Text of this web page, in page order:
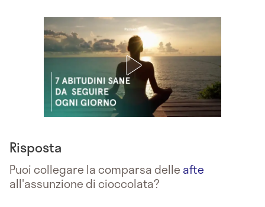
Risposta
Puoi collegare la comparsa delle afte
all'assunzione di cioccolata?